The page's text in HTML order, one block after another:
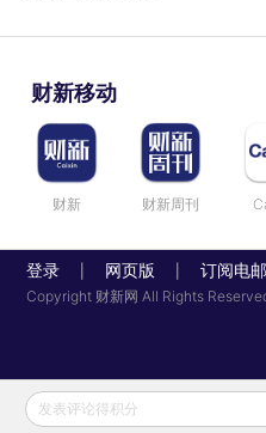
技创新周期的开始；从
3月2日，沪深两市共
2020年年报业绩快报，
润同比双增长，占比达
和净利润双增长；从与
看，A股主要股指近十
标的。
财新移动
财新 财新周刊
登录 网页版 订阅电邮
Copyright 财新网 All Rights
发表评论得积分